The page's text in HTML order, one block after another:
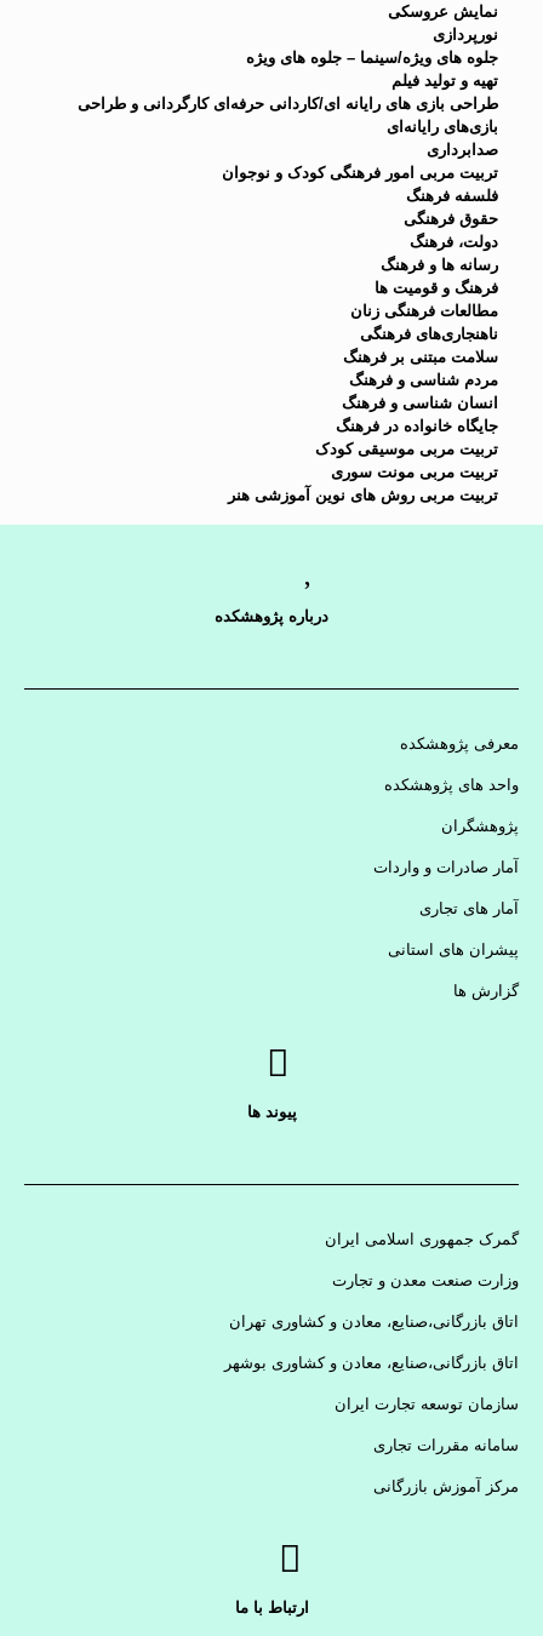
نمایش عروسکی
نورپردازی
جلوه های ویژه/سینما – جلوه های ویژه
تهیه و تولید فیلم
طراحی بازی های رایانه ای/كاردانی حرفه‌ای كارگردانی و طراحی
بازی‌های رایانه‌ای
صدابرداری
تربیت مربی امور فرهنگی کودک و نوجوان
فلسفه فرهنگ
حقوق فرهنگی
دولت، فرهنگ
رسانه ها و فرهنگ
فرهنگ و قومیت ها
مطالعات فرهنگی زنان
ناهنجاری‌های فرهنگی
سلامت مبتنی بر فرهنگ
مردم شناسی و فرهنگ
انسان شناسی و فرهنگ
جایگاه خانواده در فرهنگ
تربیت مربی موسیقی کودک
تربیت مربی مونت سوری
تربیت مربی روش های نوین آموزشی هنر
درباره پژوهشکده
معرفی پژوهشکده
واحد های پژوهشکده
پژوهشگران
آمار صادرات و واردات
آمار های تجاری
پیشران های استانی
گزارش ها
پیوند ها
گمرک جمهوری اسلامی ایران
وزارت صنعت معدن و تجارت
اتاق بازرگانی،صنایع، معادن و کشاوری تهران
اتاق بازرگانی،صنایع، معادن و کشاوری بوشهر
سازمان توسعه تجارت ایران
سامانه مقررات تجاری
مرکز آموزش بازرگانی
ارتباط با ما